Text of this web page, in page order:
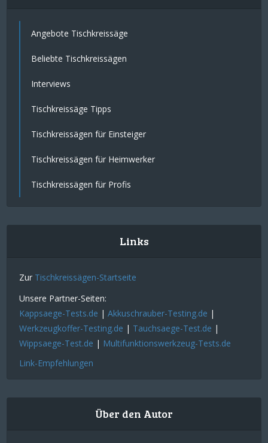
Angebote Tischkreissäge
Beliebte Tischkreissägen
Interviews
Tischkreissäge Tipps
Tischkreissägen für Einsteiger
Tischkreissägen für Heimwerker
Tischkreissägen für Profis
Links
Zur Tischkreissägen-Startseite
Unsere Partner-Seiten:
Kappsaege-Tests.de |Akkuschrauber-Testing.de |
Werkzeugkoffer-Testing.de | Tauchsaege-Test.de |
Wippsaege-Test.de | Multifunktionswerkzeug-Tests.de
Link-Empfehlungen
Über den Autor